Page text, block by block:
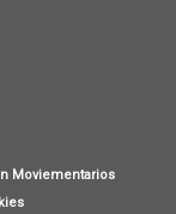
Moviementarios